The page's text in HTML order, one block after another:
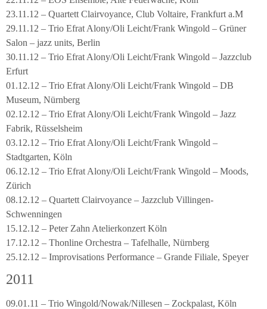
23.11.12 – Quartett Clairvoyance, Club Voltaire, Frankfurt a.M
29.11.12 – Trio Efrat Alony/Oli Leicht/Frank Wingold – Grüner
Salon – jazz units, Berlin
30.11.12 – Trio Efrat Alony/Oli Leicht/Frank Wingold – Jazzclub
Erfurt
01.12.12 – Trio Efrat Alony/Oli Leicht/Frank Wingold – DB
Museum, Nürnberg
02.12.12 – Trio Efrat Alony/Oli Leicht/Frank Wingold – Jazz
Fabrik, Rüsselsheim
03.12.12 – Trio Efrat Alony/Oli Leicht/Frank Wingold –
Stadtgarten, Köln
06.12.12 – Trio Efrat Alony/Oli Leicht/Frank Wingold – Moods,
Zürich
08.12.12 – Quartett Clairvoyance – Jazzclub Villingen-
Schwenningen
15.12.12 – Peter Zahn Atelierkonzert Köln
17.12.12 – Thonline Orchestra – Tafelhalle, Nürnberg
25.12.12 – Improvisations Performance – Grande Filiale, Speyer
2011
09.01.11 – Trio Wingold/Nowak/Nillesen – Zockpalast, Köln